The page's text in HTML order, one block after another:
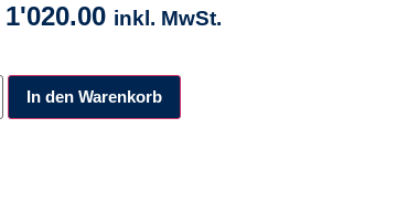
1'020.00 inkl. MwSt.
In den Warenkorb